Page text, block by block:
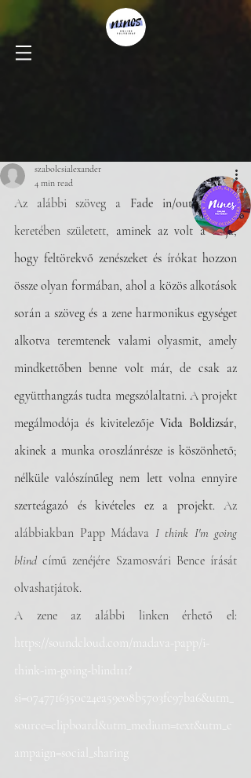
szabolcsialexander
4 min read
Az alábbi szöveg a Fade in/out projekt
keretében született, aminek az volt a célja,
hogy feltörekvő zenészeket és írókat hozzon
össze olyan formában, ahol a közös alkotások
során a szöveg és a zene harmonikus egységet
alkotva teremtenek valami olyasmit, amely
mindkettőben benne volt már, de csak az
együtthangzás tudta megszólaltatni. A projekt
megálmodója és kivitelezője Vida Boldizsár,
akinek a munka oroszlánrésze is köszönhető;
nélküle valószínűleg nem lett volna ennyire
szerteágazó és kivételes ez a projekt. Az
alábbiakban Papp Mádava I think I'm going
blind című zenéjére Szamosvári Bence írását
olvashatjátok.
https://soundcloud.com/madava-papp/i-
think-im-going-blind111?
si=0747716350c24ea59e08b5703fc97ba6&utm_
source=clipboard&utm_medium=text&utm_c
ampaign=social_sharing